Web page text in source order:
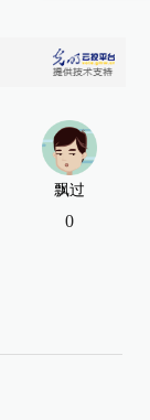
飘过
0